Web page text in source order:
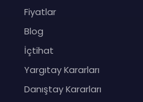
Fiyatlar
Blog
İçtihat
Yargıtay Kararları
Danıştay Kararları